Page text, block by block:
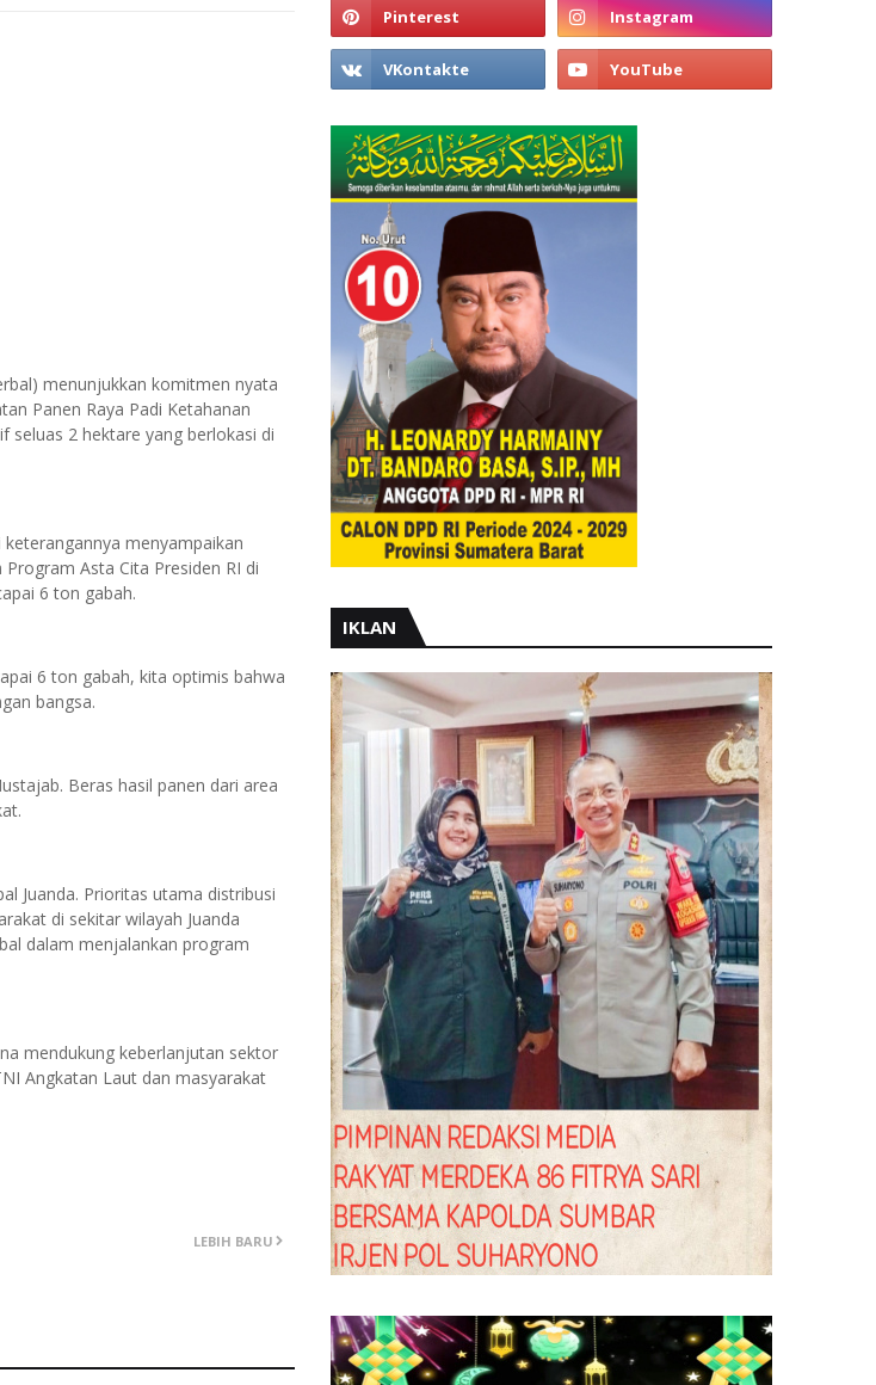
menunjukkan komitmen nyata
Panen Raya Padi Ketahanan
seluas 2 hektare yang berlokasi di
menyampaikan
Asta Cita Presiden RI di
6 ton gabah.
6 ton gabah, kita optimis bahwa
bangsa.
Beras hasil panen dari area
Juanda. Prioritas utama distribusi
di sekitar wilayah Juanda
dalam menjalankan program
mendukung keberlanjutan sektor
Angkatan Laut dan masyarakat
LEBIH BARU
IKLAN